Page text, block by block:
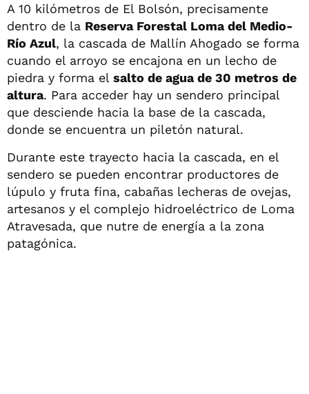
A 10 kilómetros de El Bolsón, precisamente
dentro de la Reserva Forestal Loma del Medio-
Río Azul, la cascada de Mallín Ahogado se forma
cuando el arroyo se encajona en un lecho de
piedra y forma el salto de agua de 30 metros de
altura. Para acceder hay un sendero principal
que desciende hacia la base de la cascada,
donde se encuentra un piletón natural.
Durante este trayecto hacia la cascada, en el
sendero se pueden encontrar productores de
lúpulo y fruta fina, cabañas lecheras de ovejas,
artesanos y el complejo hidroeléctrico de Loma
Atravesada, que nutre de energía a la zona
patagónica.